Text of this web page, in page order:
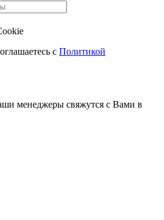
c Политикой
менеджеры свяжутся с Вами в